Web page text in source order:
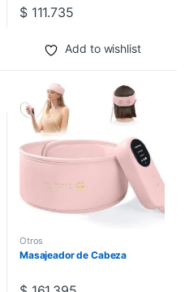
$111.735
Add to wishlist
Otros
Masajeador de Cabeza